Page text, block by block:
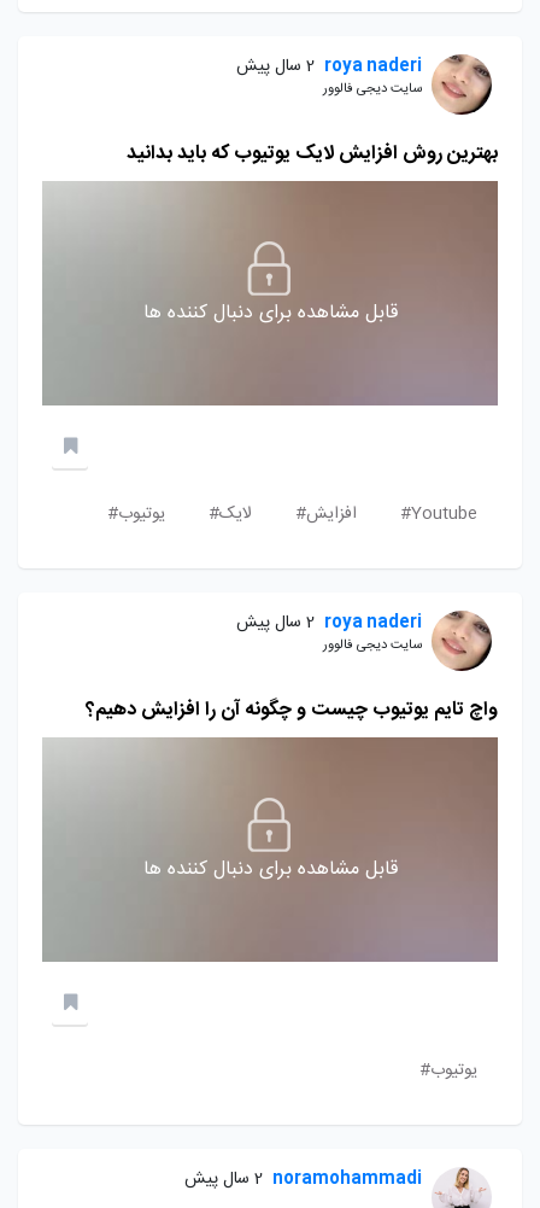
roya naderi 2 سال پیش
سایت دیجی فالوور
بهترین روش افزایش لایک یوتیوب که باید بدانید
قابل مشاهده برای دنبال کننده ها
Youtube# افزایش# لایک# یوتیوب#
roya naderi 2 سال پیش
سایت دیجی فالوور
واچ تایم یوتیوب چیست و چگونه آن را افزایش دهیم؟
قابل مشاهده برای دنبال کننده ها
یوتیوب#
noramohammadi 2 سال پیش